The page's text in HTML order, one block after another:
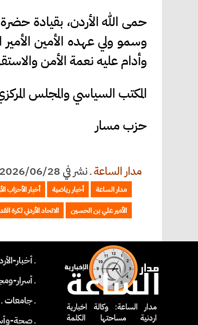
حمى الله الأردن، بقيادة
وسمو ولي عهده الأمين الأمير
وأدام عليه نعمة الأمن
المكتب السياسي والمجلس
حزب مسار
مدار الساعةـنشر في 2026/06/28 الساعة 11:39
مدار الساعة أخبار رياضية أخبار الأحزاب
الأمير علي بن الحسين
الاتحاد الأردني لكرة
مدار الساعة: وكالة اخبارية
اردنية مساحتها الكلمة
ـ أخبار-
ـ أسرار-
ـ جامعات ـ
ـ صحة-